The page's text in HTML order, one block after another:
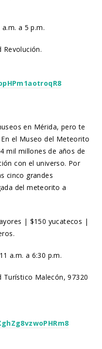
a 5 p.m.
Revolución.
en Mérida, pero te
el Museo del Meteorito
mil millones de años de
con el universo. Por
cinco grandes
del meteorito a
| $150 yucatecos |
a.m. a 6:30 p.m.
Turístico Malecón, 97320